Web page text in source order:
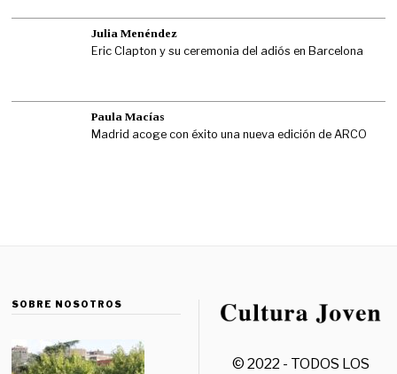
Julia Menéndez
Eric Clapton y su ceremonia del adiós en Barcelona
Paula Macías
Madrid acoge con éxito una nueva edición de ARCO
SOBRE NOSOTROS
© 2022 - TODOS LOS